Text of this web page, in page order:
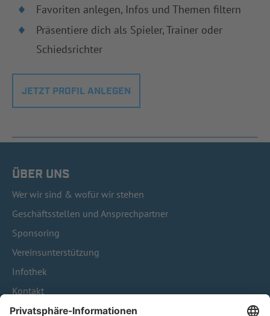
Favoriten anlegen, Infos und Themen filtern
Präsentiere dich als Spieler, Trainer oder
Schiedsrichter
JETZT PROFIL ANLEGEN
ÜBER UNS
Wer wir sind & wofür wir stehen
Geschäftsstellen und Ansprechpartner
Sponsoring
Vereinsunterstützung
Infothek
Kontakt